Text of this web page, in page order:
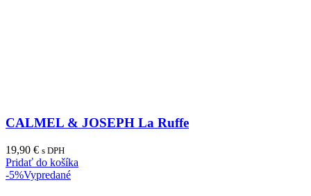
CALMEL & JOSEPH La Ruffe
19,90 € s DPH
Pridať do košíka
-5%Vypredané